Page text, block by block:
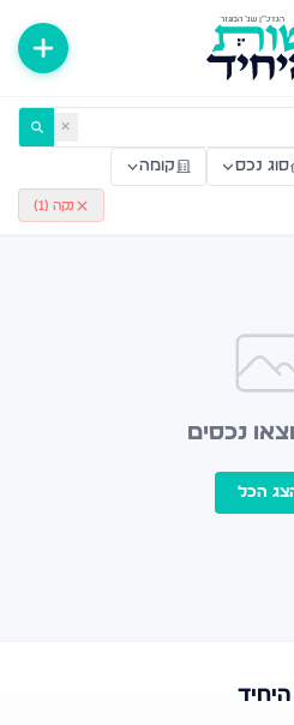
— רשות היחיד ✕
סוג נכס קומה
נקה ( 1
)
נכסים
הכל